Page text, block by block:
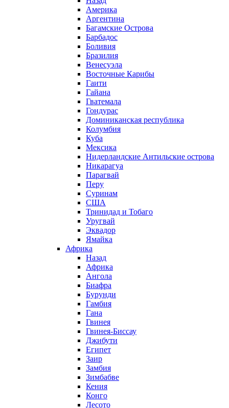
Америка
Аргентина
Багамские Острова
Барбадос
Боливия
Бразилия
Венесуэла
Восточные Карибы
Гаити
Гайана
Гватемала
Гондурас
Доминиканская республика
Колумбия
Куба
Мексика
Нидерландские Антильские острова
Никарагуа
Парагвай
Перу
Суринам
США
Тринидад и Тобаго
Уругвай
Эквадор
Ямайка
Африка
Назад
Африка
Ангола
Биафра
Бурунди
Гамбия
Гана
Гвинея
Гвинея-Биссау
Джибути
Египет
Заир
Замбия
Зимбабве
Кения
Конго
Лесото